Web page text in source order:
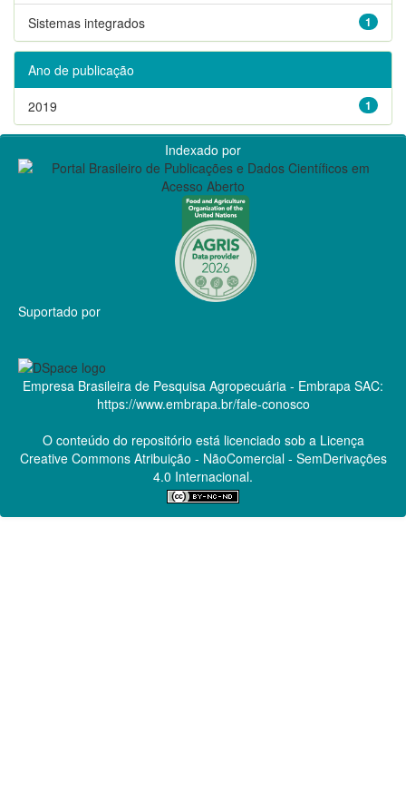
1
Sistemas integrados
Ano de publicação
1
2019
Indexado por
Suportado por
Empresa Brasileira de Pesquisa Agropecuária - Embrapa SAC:
https://www.embrapa.br/fale-conosco
O conteúdo do repositório está licenciado sob a Licença
Creative CommonsAtribuição - NãoComercial - SemDerivações
4.0 Internacional.